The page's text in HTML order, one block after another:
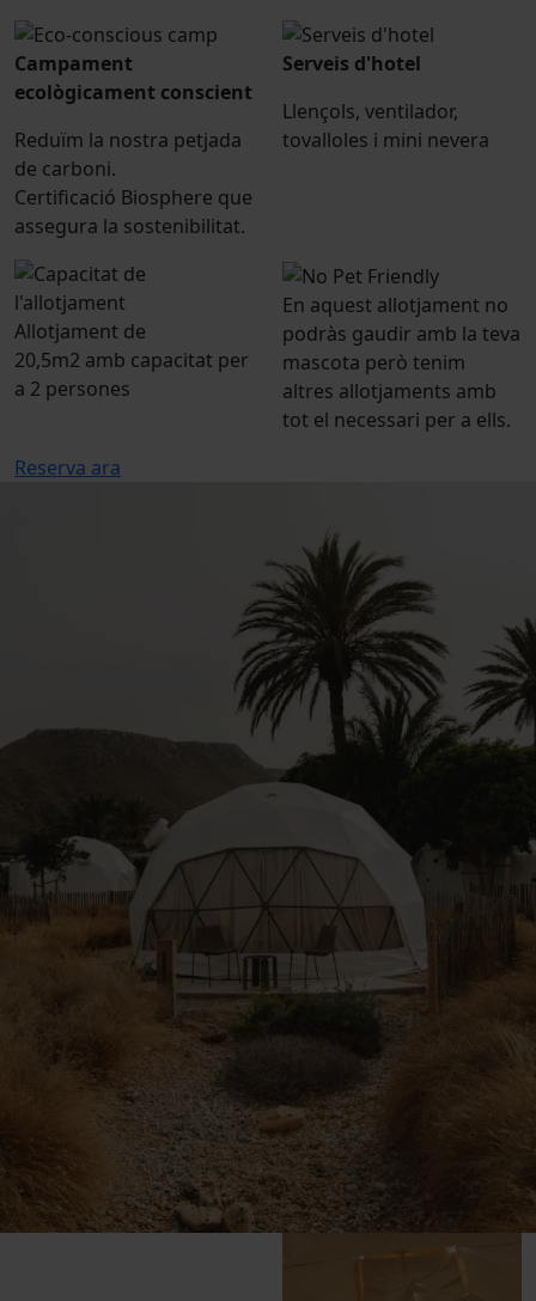
Campament
ecològicament conscient
Reduïm la nostra petjada
de carboni.
Certificació Biosphere que
assegura la sostenibilitat.
Serveis d'hotel
Llençols, ventilador,
tovalloles i mini nevera
Allotjament de
20,5m2 amb capacitat per
a 2 persones
En aquest allotjament no
podràs gaudir amb la teva
mascota però tenim
altres allotjaments amb
tot el necessari per a ells.
Reserva ara